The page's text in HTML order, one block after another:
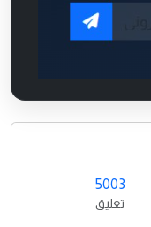
5003
تعليق